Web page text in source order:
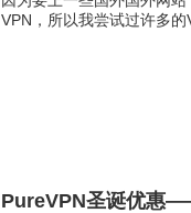
VPN，所以我尝试过许多的
PureVPN圣诞优惠